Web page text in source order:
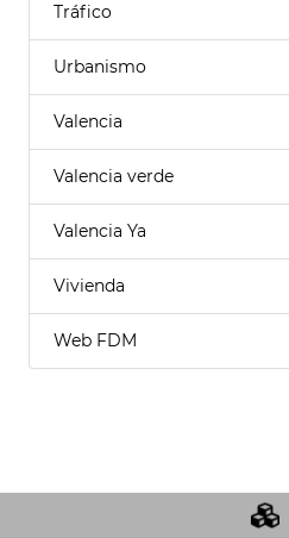
Tráfico
Urbanismo
Valencia
Valencia verde
Valencia Ya
Vivienda
Web FDM